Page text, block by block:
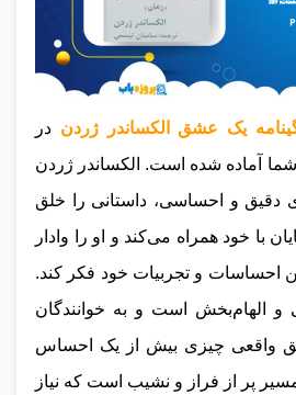
یک عشق الکساندر ژردن در
آماده شده است. الکساندر ژردن
دقیق و احساسی، داستانی را خلق
با خود همراه می‌کند و او را وادار
احساسات و تجربیات خود فکر کند.
و الهام‌بخش است و به خوانندگان
واقعی چیزی بیش از یک احساس
پر از فراز و نشیب است که نیاز